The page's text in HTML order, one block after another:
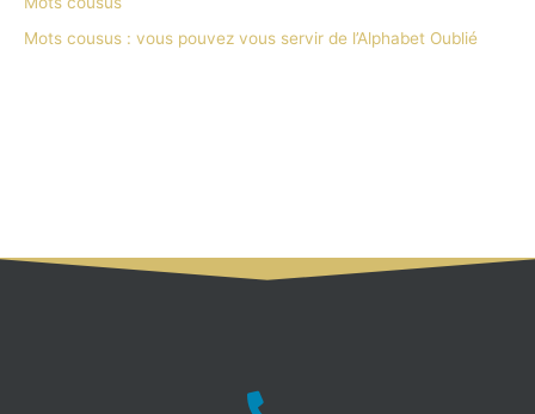
Mots cousus : vous pouvez vous servir de l’Alphabet Oublié